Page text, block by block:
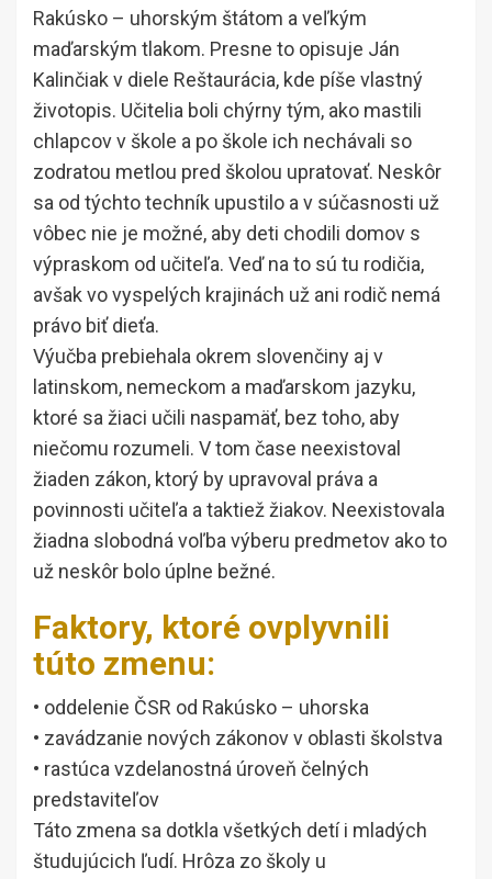
Rakúsko – uhorským štátom a veľkým
maďarským tlakom. Presne to opisuje Ján
Kalinčiak v diele Reštaurácia, kde píše vlastný
životopis. Učitelia boli chýrny tým, ako mastili
chlapcov v škole a po škole ich nechávali so
zodratou metlou pred školou upratovať. Neskôr
sa od týchto techník upustilo a v súčasnosti už
vôbec nie je možné, aby deti chodili domov s
výpraskom od učiteľa. Veď na to sú tu rodičia,
avšak vo vyspelých krajinách už ani rodič nemá
právo biť dieťa.
Výučba prebiehala okrem slovenčiny aj v
latinskom, nemeckom a maďarskom jazyku,
ktoré sa žiaci učili naspamäť, bez toho, aby
niečomu rozumeli. V tom čase neexistoval
žiaden zákon, ktorý by upravoval práva a
povinnosti učiteľa a taktiež žiakov. Neexistovala
žiadna slobodná voľba výberu predmetov ako to
už neskôr bolo úplne bežné.
Faktory, ktoré ovplyvnili
túto zmenu:
• oddelenie ČSR od Rakúsko – uhorska
• zavádzanie nových zákonov v oblasti školstva
• rastúca vzdelanostná úroveň čelných
predstaviteľov
Táto zmena sa dotkla všetkých detí i mladých
študujúcich ľudí. Hrôza zo školy u